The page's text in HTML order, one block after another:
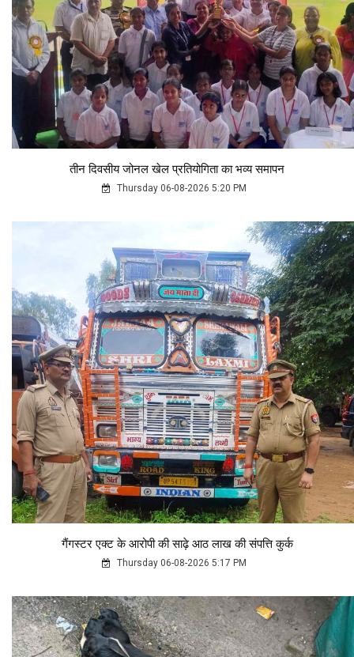
तीन दिवसीय जोनल खेल प्रतियोगिता का भव्य समापन
Thursday 06-08-2026 5:20 PM
गैंगस्टर एक्ट के आरोपी की साढ़े आठ लाख की संपत्ति कुर्क
Thursday 06-08-2026 5:17 PM